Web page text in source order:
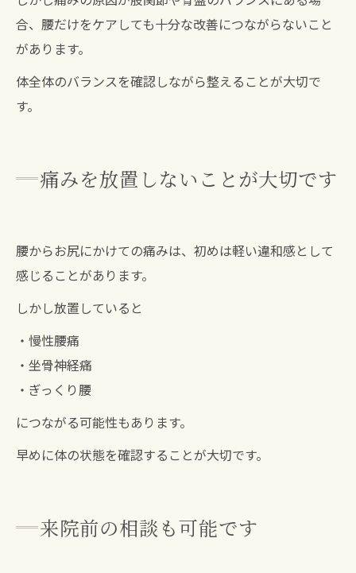
合、腰だけをケアしても十分な改善につながらないこと
があります。
体全体のバランスを確認しながら整えることが大切で
す。
痛みを放置しないことが大切です
腰からお尻にかけての痛みは、初めは軽い違和感として
感じることがあります。
しかし放置していると
・慢性腰痛
・坐骨神経痛
・ぎっくり腰
につながる可能性もあります。
早めに体の状態を確認することが大切です。
来院前の相談も可能です